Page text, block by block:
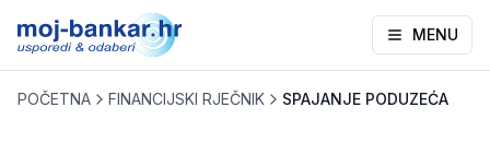
MENU
POČETNA FINANCIJSKI RJEČNIK SPAJANJE PODUZEĆA